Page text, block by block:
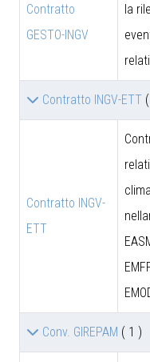
Contratto
GESTO-INGV
la
Contratto INGV-ETT
Contratto INGV-
ETT
Conv. GIREPAM ( 1 )